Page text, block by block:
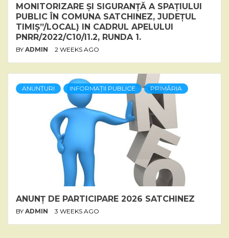
MONITORIZARE ȘI SIGURANȚĂ A SPAȚIULUI
PUBLIC ÎN COMUNA SATCHINEZ, JUDEȚUL
TIMIȘ”/LOCAL) IN CADRUL APELULUI
PNRR/2022/C10/I1.2, RUNDA 1.
BY ADMIN 2 WEEKS AGO
ANUNȚURI INFORMAȚII PUBLICE PRIMĂRIA
ANUNȚ DE PARTICIPARE 2026 SATCHINEZ
BY ADMIN 3 WEEKS AGO